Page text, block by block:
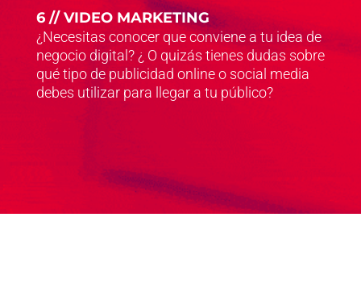
6 // VIDEO MARKETING
¿Necesitas conocer que conviene a tu idea de
negocio digital? ¿ O quizás tienes dudas sobre
qué tipo de publicidad online o social media
debes utilizar para llegar a tu público?